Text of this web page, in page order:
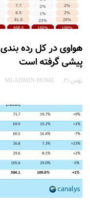
پیشی گرفته است
بهمن 21 MI-ADMIN-HOME